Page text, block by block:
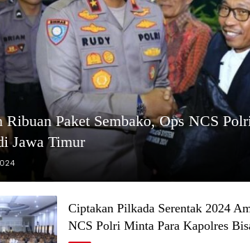
Ribuan Paket Sembako, Ops NCS
Jawa Timur
Ciptakan Pilkada Serentak 2024
NCS Polri Minta Para Kapolres